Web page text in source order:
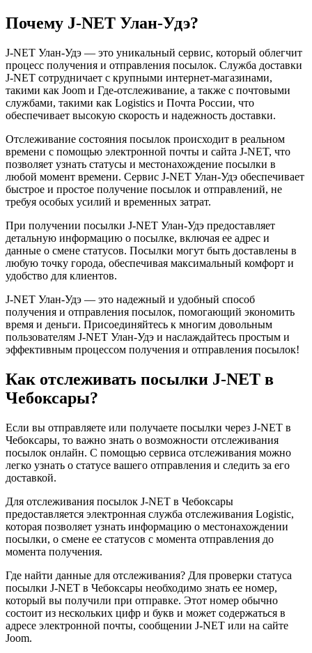
Почему J-NET Улан-Удэ?
J-NET Улан-Удэ — это уникальный сервис, который облегчит
процесс получения и отправления посылок. Служба доставки
J-NET сотрудничает с крупными интернет-магазинами,
такими как Joom и Где-отслеживание, а также с почтовыми
службами, такими как Logistics и Почта России, что
обеспечивает высокую скорость и надежность доставки.
Отслеживание состояния посылок происходит в реальном
времени с помощью электронной почты и сайта J-NET, что
позволяет узнать статусы и местонахождение посылки в
любой момент времени. Сервис J-NET Улан-Удэ обеспечивает
быстрое и простое получение посылок и отправлений, не
требуя особых усилий и временных затрат.
При получении посылки J-NET Улан-Удэ предоставляет
детальную информацию о посылке, включая ее адрес и
данные о смене статусов. Посылки могут быть доставлены в
любую точку города, обеспечивая максимальный комфорт и
удобство для клиентов.
J-NET Улан-Удэ — это надежный и удобный способ
получения и отправления посылок, помогающий экономить
время и деньги. Присоединяйтесь к многим довольным
пользователям J-NET Улан-Удэ и наслаждайтесь простым и
эффективным процессом получения и отправления посылок!
Как отслеживать посылки J-NET в
Чебоксары?
Если вы отправляете или получаете посылки через J-NET в
Чебоксары, то важно знать о возможности отслеживания
посылок онлайн. С помощью сервиса отслеживания можно
легко узнать о статусе вашего отправления и следить за его
доставкой.
Для отслеживания посылок J-NET в Чебоксары
предоставляется электронная служба отслеживания Logistic,
которая позволяет узнать информацию о местонахождении
посылки, о смене ее статусов с момента отправления до
момента получения.
Где найти данные для отслеживания? Для проверки статуса
посылки J-NET в Чебоксары необходимо знать ее номер,
который вы получили при отправке. Этот номер обычно
состоит из нескольких цифр и букв и может содержаться в
адресе электронной почты, сообщении J-NET или на сайте
Joom.